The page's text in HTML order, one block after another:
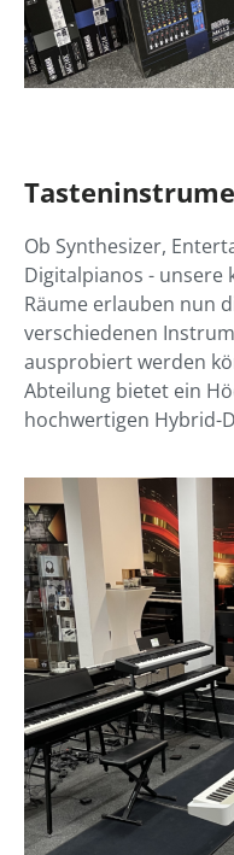
Ob Synthesizer,
Digitalpianos -
Räume erlauben nun
verschiedenen
ausprobiert werden
Abteilung bietet ein
hochwertigen Hybrid-